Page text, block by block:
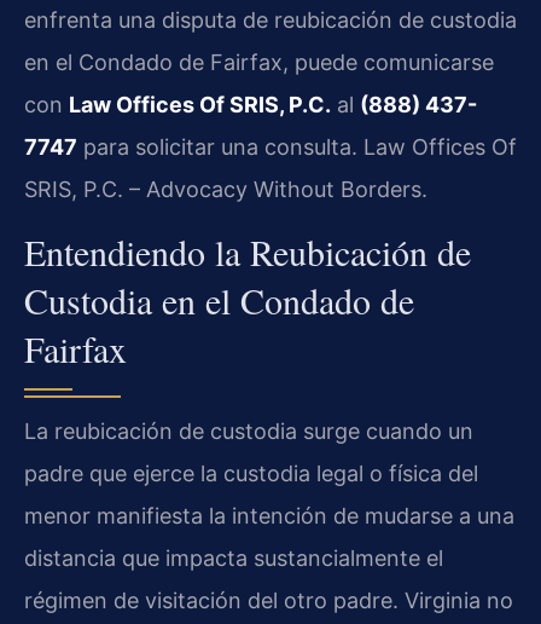
enfrenta una disputa de reubicación de custodia
en el Condado de Fairfax, puede comunicarse
con Law Offices Of SRIS, P.C. al (888) 437-
7747 para solicitar una consulta. Law Offices Of
SRIS, P.C. – Advocacy Without Borders.
Entendiendo la Reubicación de
Custodia en el Condado de
Fairfax
La reubicación de custodia surge cuando un
padre que ejerce la custodia legal o física del
menor manifiesta la intención de mudarse a una
distancia que impacta sustancialmente el
régimen de visitación del otro padre. Virginia no